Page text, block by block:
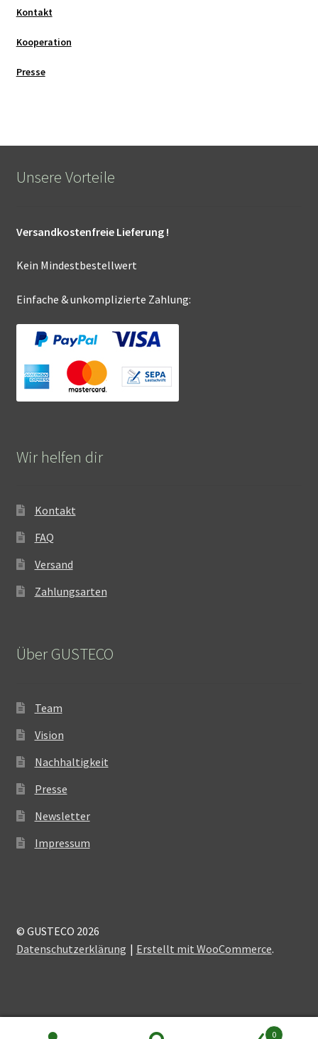
Kontakt
Kooperation
Presse
Unsere Vorteile
Versandkostenfreie Lieferung !
Kein Mindestbestellwert
Einfache & unkomplizierte Zahlung:
Wir helfen dir
Kontakt
FAQ
Versand
Zahlungsarten
Über GUSTECO
Team
Vision
Nachhaltigkeit
Presse
Newsletter
Impressum
© GUSTECO 2026
Datenschutzerklärung
Erstellt mit WooCommerce.
0